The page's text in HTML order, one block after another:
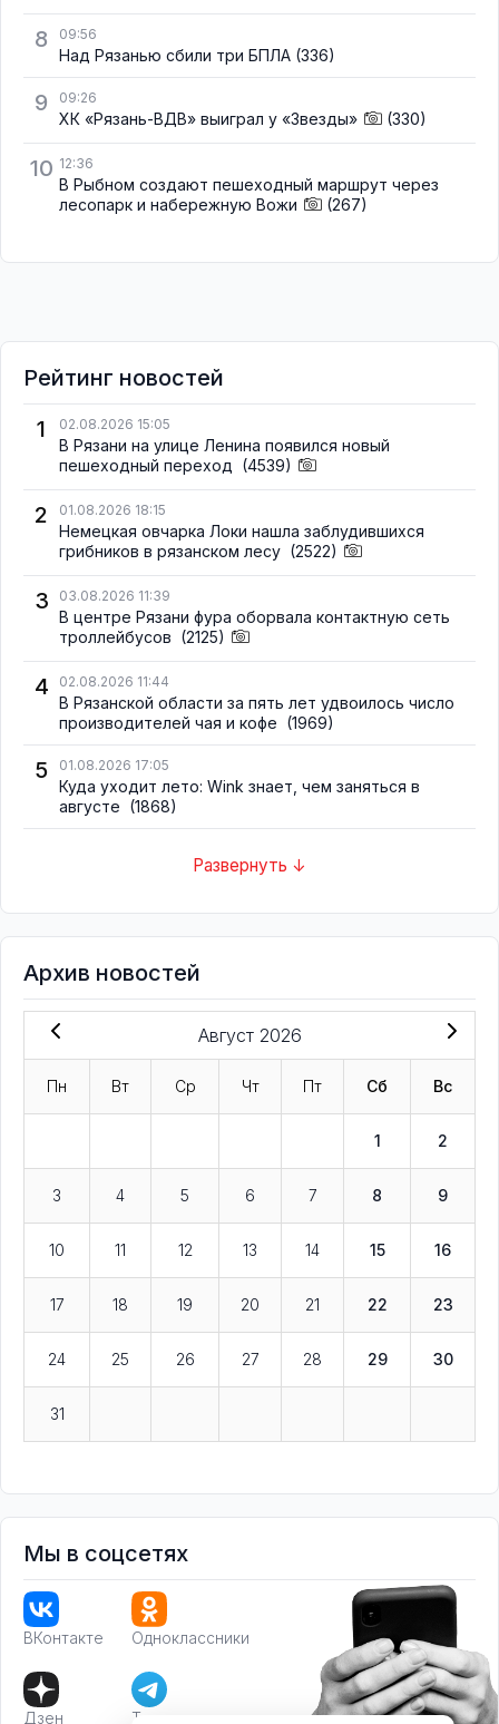
8 09:56
Над Рязанью сбили три БПЛА (336)
9 09:26
ХК «Рязань-ВДВ» выиграл у «Звезды» (330)
10 12:36
В Рыбном создают пешеходный маршрут через
лесопарк и набережную Вожи
(267)
Рейтинг новостей
1
02.08.2026 15:05
В Рязани на улице Ленина появился новый
пешеходный переход (4539)
2 01.08.2026 18:15
Немецкая овчарка Локи нашла заблудившихся
грибников в рязанском лесу (2522)
3 03.08.2026 11:39
В центре Рязани фура оборвала контактную сеть
троллейбусов (2125)
4 02.08.2026 11:44
В Рязанской области за пять лет удвоилось число
производителей чая и кофе (1969)
5 01.08.2026 17:05
Куда уходит лето: Wink знает, чем заняться в
августе (1868)
Развернуть ↓
Архив новостей
Август 2026
Пн Вт Ср Чт Пт Сб Вс
1 2
3 4 5 6 7 8 9
10 11 12 13 14 15 16
17 18 19 20 21 22 23
24 25 26 27 28 29 30
31
Мы в соцсетях
ВКонтакте Одноклассники
Дзен Телеграм